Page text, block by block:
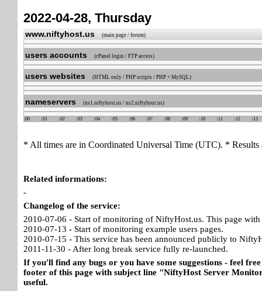
2022-04-28, Thursday
www.niftyhost.us (main page / forum)
users accounts (cPanel login / FTP access)
users websites (HTML only / PHP scripts / PHP + MySQL)
nameservers (ns1.niftyhost.us / ns2.niftyhost.us)
00 01 02 03 04 05 06 07 08 09 10 11 12 13
* All times are in Coordinated Universal Time (UTC). * Results
Related informations:
-
Changelog of the service:
2010-07-06 - Start of monitoring of NiftyHost.us. This page
2010-07-13 - Start of monitoring example users pages.
2010-07-15 - This service has been announced publicly to
2011-11-30 - After long break service fully re-launched.
If you'll find any bugs or you have some suggestions - feel
footer of this page with subject line "NiftyHost Server
useful.